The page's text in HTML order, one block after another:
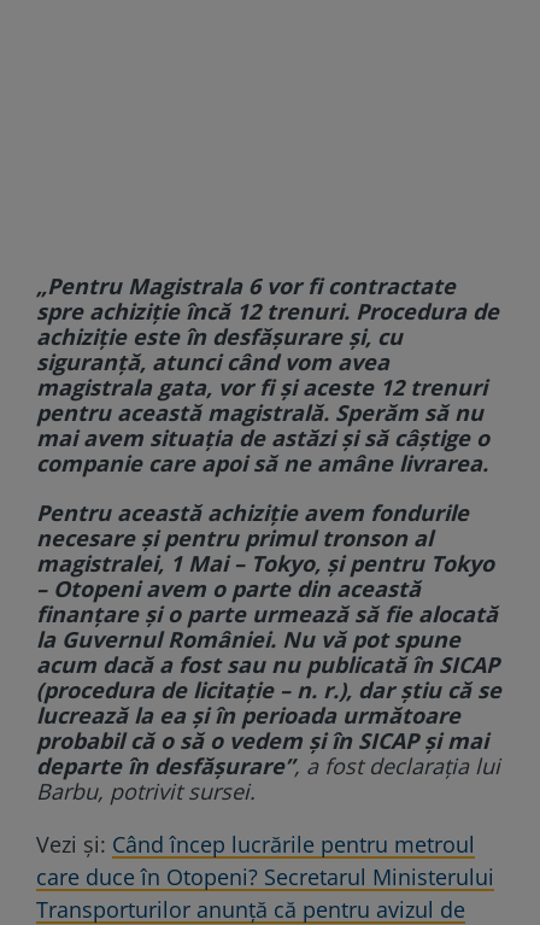
„Pentru Magistrala 6 vor fi contractate
spre achiziție încă 12 trenuri. Procedura de
achiziție este în desfășurare și, cu
siguranță, atunci când vom avea
magistrala gata, vor fi și aceste 12 trenuri
pentru această magistrală. Sperăm să nu
mai avem situația de astăzi și să câștige o
companie care apoi să ne amâne livrarea.
Pentru această achiziție avem fondurile
necesare și pentru primul tronson al
magistralei, 1 Mai – Tokyo, și pentru Tokyo
– Otopeni avem o parte din această
finanțare și o parte urmează să fie alocată
la Guvernul României. Nu vă pot spune
acum dacă a fost sau nu publicată în SICAP
(procedura de licitație – n. r.), dar știu că se
lucrează la ea și în perioada următoare
probabil că o să o vedem și în SICAP și mai
departe în desfășurare”, a fost declarația lui
Barbu, potrivit sursei.
Vezi și: Când încep lucrările pentru metroul
care duce în Otopeni? Secretarul Ministerului
Transporturilor anunță că pentru avizul de